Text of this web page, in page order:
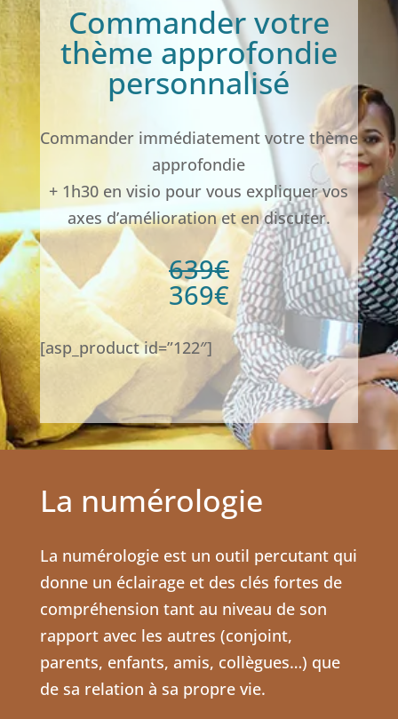
Commander votre
thème approfondie
personnalisé
Commander immédiatement votre thème
approfondie
+ 1h30 en visio pour vous expliquer vos
axes d’amélioration et en discuter.
639€
369€
[asp_product id=”122″]
La numérologie
La numérologie est un outil percutant qui
donne un éclairage et des clés fortes de
compréhension tant au niveau de son
rapport avec les autres (conjoint,
parents, enfants, amis, collègues…) que
de sa relation à sa propre vie.